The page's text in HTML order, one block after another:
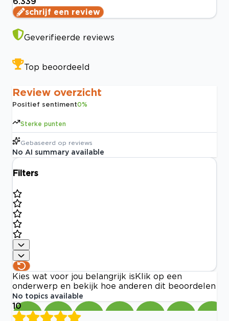
schrijf een review
Geverifieerde reviews
Top beoordeeld
Review overzicht
Positief sentiment0%
Sterke punten
Gebaseerd op reviews
No AI summary available
Filters
Kies wat voor jou belangrijk is Klik op een
onderwerp en bekijk hoe anderen dit beoordelen
No topics available
10